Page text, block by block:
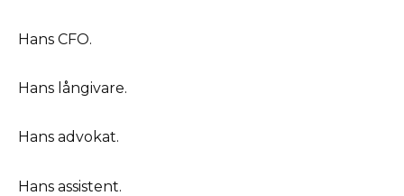
Hans CFO.
Hans långivare.
Hans advokat.
Hans assistent.